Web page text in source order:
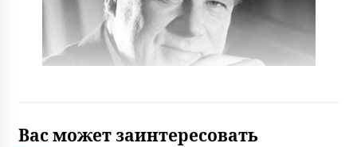
Вас может заинтересовать